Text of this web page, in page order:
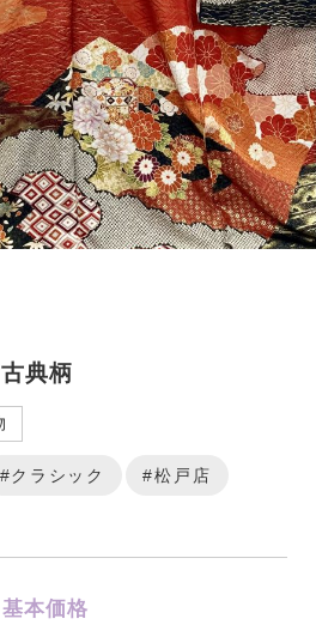
典柄
#クラシック #松戸店
本価格